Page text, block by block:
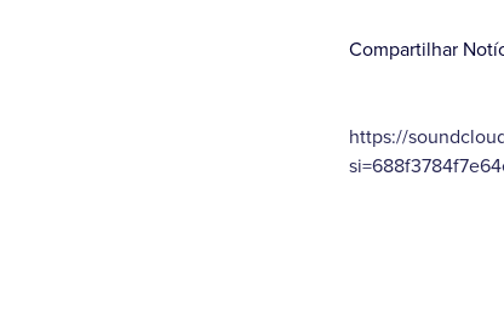
Compartilhar
https://